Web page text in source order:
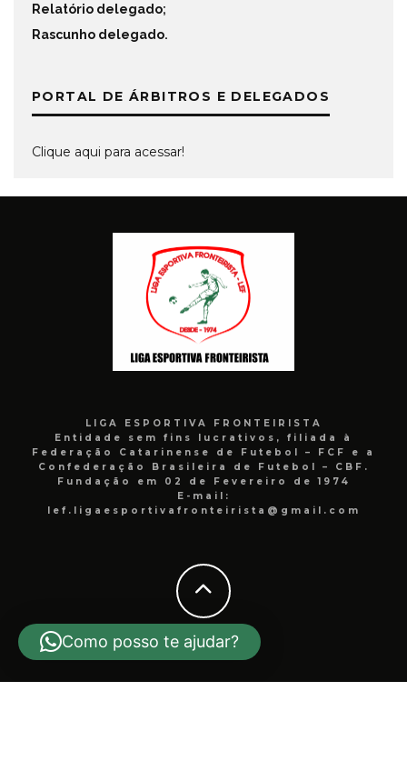
Relatório delegado;
Rascunho delegado.
PORTAL DE ÁRBITROS E DELEGADOS
Clique aqui para acessar!
LIGA ESPORTIVA FRONTEIRISTA
Entidade sem fins lucrativos, filiada à
Federação Catarinense de Futebol – FCF e a
Confederação Brasileira de Futebol – CBF.
Fundação em 02 de Fevereiro de 1974
E-mail:
lef.ligaesportivafronteirista@gmail.com
Como posso te ajudar?